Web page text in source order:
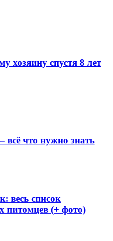
хозяину спустя 8 лет
всё что нужно знать
весь список
питомцев (+ фото)